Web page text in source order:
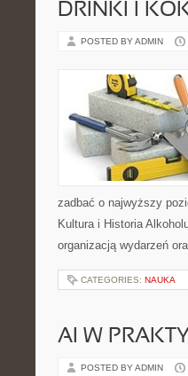
DRINKI I
POSTED BY ADMIN
zadbać o najwyższy
Kultura i Historia
organizacją wydarzeń
CATEGORIES: NAUKA
AI W
POSTED BY ADMIN